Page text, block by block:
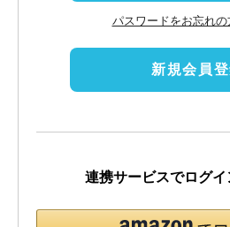
パスワードをお忘れの
新規会員
連携サービスでログ